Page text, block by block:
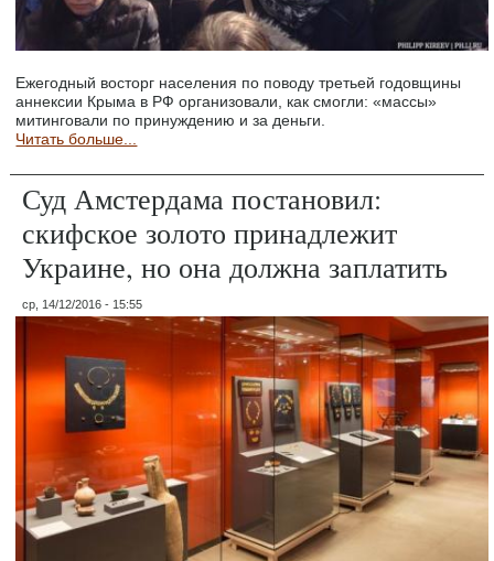
Ежегодный восторг населения по поводу третьей годовщины
аннексии Крыма в РФ организовали, как смогли: «массы»
митинговали по принуждению и за деньги.
Читать больше...
Суд Амстердама постановил:
скифское золото принадлежит
Украине, но она должна заплатить
ср, 14/12/2016 - 15:55